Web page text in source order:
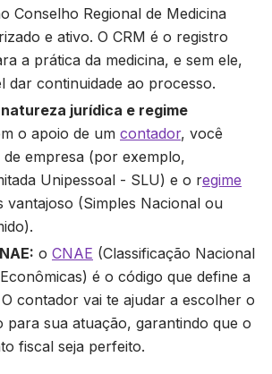
Conselho Regional de Medicina
e ativo. O CRM é o registro
a prática da medicina, e sem ele,
dar continuidade ao processo.
jurídica e regime
o apoio de um contador, você
empresa (por exemplo,
Unipessoal - SLU) e o regime
vantajoso (Simples Nacional ou
o CNAE (Classificação Nacional
é o código que define a
contador vai te ajudar a escolher o
para sua atuação, garantindo que o
fiscal seja perfeito.